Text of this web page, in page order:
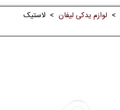
> لوازم یدکی لیفان > لاستیک